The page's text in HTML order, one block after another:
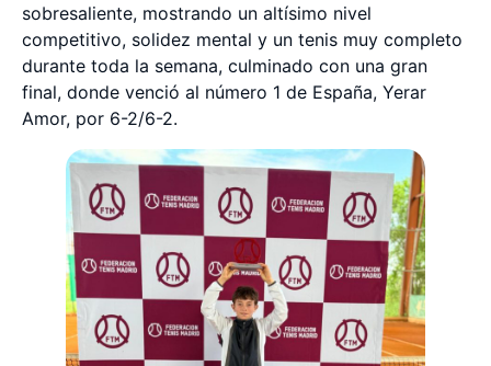
sobresaliente, mostrando un altísimo nivel
competitivo, solidez mental y un tenis muy completo
durante toda la semana, culminado con una gran
final, donde venció al número 1 de España, Yerar
Amor, por 6-2/6-2.